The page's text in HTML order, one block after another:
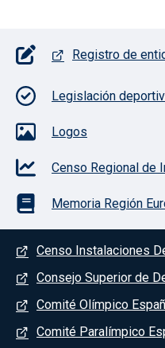
Pie de página
Registro de
Legislación
Logos
Censo Regional de
Memoria Región
Menú del pie
Censo Instalaciones
Consejo Superior de
Comité Olímpico
Comité Paralímpico